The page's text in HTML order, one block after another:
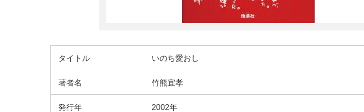
タイトル いのち愛おし
著者名 竹熊宜孝
発行年 2002年